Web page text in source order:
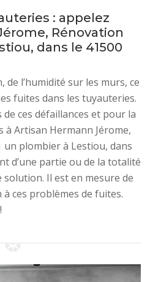
: appelez
Rénovation
dans le 41500
de l’humidité sur les murs, ce
fuites dans les tuyauteries.
ces défaillances et pour la
Artisan Hermann Jérome,
plombier à Lestiou, dans
d’une partie ou de la totalité
Il est en mesure de
ces problèmes de fuites.